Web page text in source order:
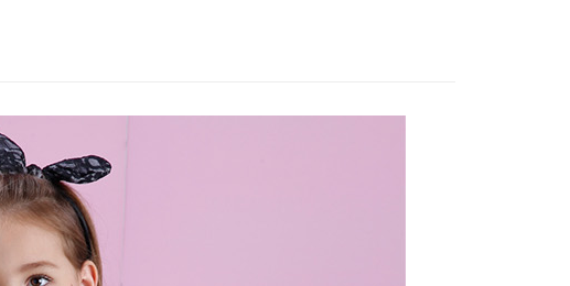
每筆NT$80，滿NT$2,000(含以上)免運費
宅配
每筆NT$80，滿NT$2,000(含以上)免運費